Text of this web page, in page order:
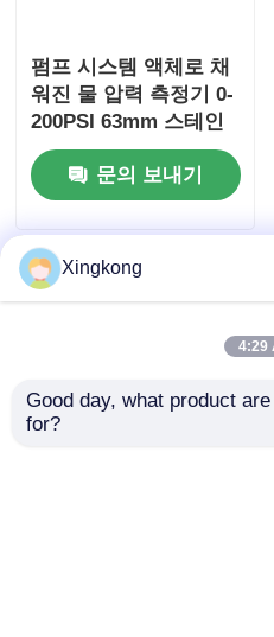
펌프 시스템 액체로 채
워진 물 압력 측정기 0-
200PSI 63mm 스테인
리스 구리 수압 모니터
링 장비에 젖어
문의 보내기
Xingkong
4:29
Good day, what product
for?